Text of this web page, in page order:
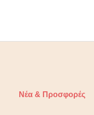
Νέα & Προσφορές